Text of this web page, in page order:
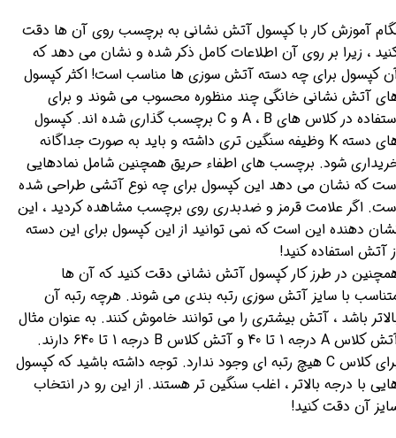
آموزش کار با کپسول آتش نشانی به برچسب روی آن ها دقت
، زیرا بر روی آن اطلاعات کامل ذکر شده و نشان می دهد که
کپسول برای چه دسته آتش سوزی ها مناسب است! اکثر کپسول
آتش نشانی خانگی چند منظوره محسوب می شوند و برای
استفاده در کلاس های A ، B و C برچسب گذاری شده اند. کپسول
های دسته K وظیفه سنگین تری داشته و باید به صورت جداگانه
شود. برچسب های اطفاء حریق همچنین شامل نمادهایی
که نشان می دهد این کپسول برای چه نوع آتشی طراحی شده
اگر علامت قرمز و ضدبدری روی برچسب مشاهده کردید ، این
دهنده این است که نمی توانید از این کپسول برای این دسته
آتش استفاده کنید!
در طرز کار کپسول آتش نشانی دقت کنید که آن ها
با سایز آتش سوزی رتبه بندی می شوند. هرچه رتبه آن
باشد ، آتش بیشتری را می توانند خاموش کنند. به عنوان مثال
آتش کلاس A درجه 1 تا 40 و آتش کلاس B درجه 1 تا 640 دارند.
برای کلاس C هیچ رتبه ای وجود ندارد. توجه داشته باشید که کپسول
با درجه بالاتر ، اغلب سنگین تر هستند. از این رو در انتخاب
آن دقت کنید!